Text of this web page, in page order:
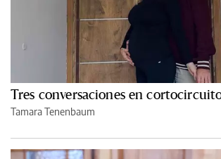
Tres conversaciones en
Tamara Tenenbaum